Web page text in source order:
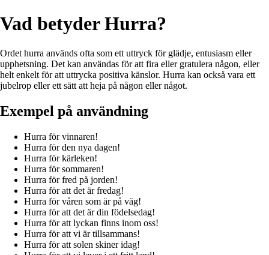
Vad betyder Hurra?
Ordet hurra används ofta som ett uttryck för glädje, entusiasm eller
upphetsning. Det kan användas för att fira eller gratulera någon, eller
helt enkelt för att uttrycka positiva känslor. Hurra kan också vara ett
jubelrop eller ett sätt att heja på någon eller något.
Exempel på användning
Hurra för vinnaren!
Hurra för den nya dagen!
Hurra för kärleken!
Hurra för sommaren!
Hurra för fred på jorden!
Hurra för att det är fredag!
Hurra för våren som är på väg!
Hurra för att det är din födelsedag!
Hurra för att lyckan finns inom oss!
Hurra för att vi är tillsammans!
Hurra för att solen skiner idag!